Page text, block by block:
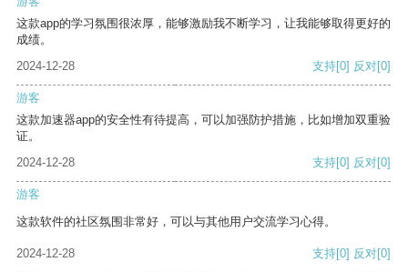
这款app的学习氛围很浓厚，能够激励我不断学习，让我能够取得更好的
成绩。
2024-12-28
支持[0] 反对[0]
游客
这款加速器app的安全性有待提高，可以加强防护措施，比如增加双重验
证。
2024-12-28
支持[0] 反对[0]
游客
这款软件的社区氛围非常好，可以与其他用户交流学习心得。
2024-12-28 支持[0] 反对[0]